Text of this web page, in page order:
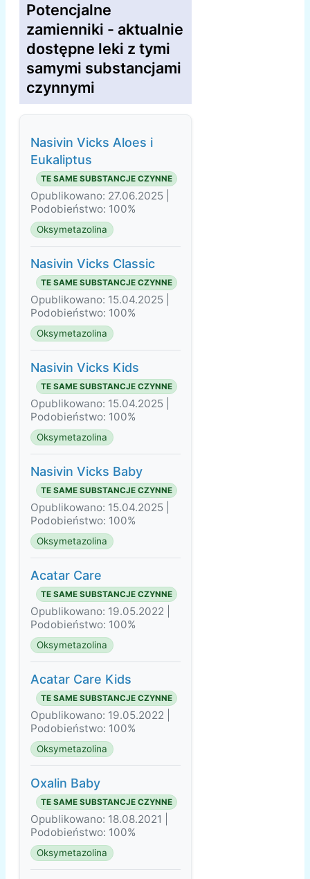
Potencjalne
zamienniki - aktualnie
dostępne leki z tymi
samymi substancjami
czynnymi
Nasivin Vicks Aloes i
Eukaliptus
TE SAME SUBSTANCJE CZYNNE
Opublikowano: 27.06.2025 |
Podobieństwo: 100%
Oksymetazolina
Nasivin Vicks Classic
TE SAME SUBSTANCJE CZYNNE
Opublikowano: 15.04.2025 |
Podobieństwo: 100%
Oksymetazolina
Nasivin Vicks Kids
TE SAME SUBSTANCJE CZYNNE
Opublikowano: 15.04.2025 |
Podobieństwo: 100%
Oksymetazolina
Nasivin Vicks Baby
TE SAME SUBSTANCJE CZYNNE
Opublikowano: 15.04.2025 |
Podobieństwo: 100%
Oksymetazolina
Acatar Care
TE SAME SUBSTANCJE CZYNNE
Opublikowano: 19.05.2022 |
Podobieństwo: 100%
Oksymetazolina
Acatar Care Kids
TE SAME SUBSTANCJE CZYNNE
Opublikowano: 19.05.2022 |
Podobieństwo: 100%
Oksymetazolina
Oxalin Baby
TE SAME SUBSTANCJE CZYNNE
Opublikowano: 18.08.2021 |
Podobieństwo: 100%
Oksymetazolina